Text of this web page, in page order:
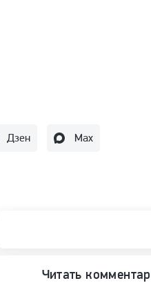
Дзен Max
Читать